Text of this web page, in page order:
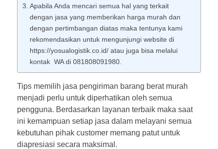
Apabila Anda mencari semua hal yang terkait
dengan jasa yang memberikan harga murah dan
dengan pertimbangan diatas maka tentunya kami
rekomendasikan untuk mengunjungi website di
https://yosualogistik.co.id/ atau juga bisa melalui
kontak WA di 081808091980.
Tips memilih jasa pengiriman barang berat murah
menjadi perlu untuk diperhatikan oleh semua
pengguna. Berdasarkan layanan terbaik maka saat
ini kemampuan setiap jasa dalam melayani semua
kebutuhan pihak customer memang patut untuk
diapresiasi secara maksimal.